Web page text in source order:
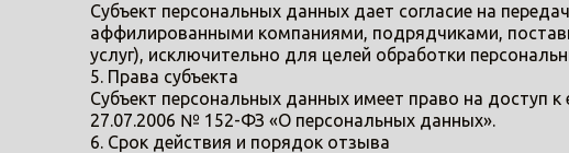
Субъект персональных данных дает согласие на
аффилированными компаниями, подрядчиками,
услуг), исключительно для целей обработки
5. Права субъекта
Субъект персональных данных имеет право на доступ
27.07.2006 № 152-ФЗ «О персональных данных».
6. Срок действия и порядок отзыва